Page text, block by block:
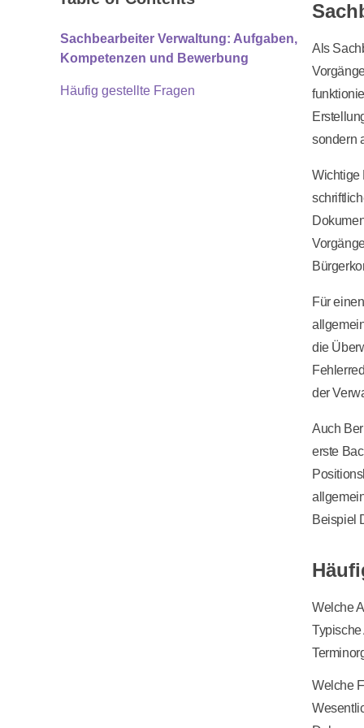
Sachbearbeiter Verwaltung: Aufgaben,
Kompetenzen und Bewerbung
Häufig gestellte Fragen
Als
sondern
Wichtige
Für
die
der
Auch
erste
Beispiel
Welche
Welche